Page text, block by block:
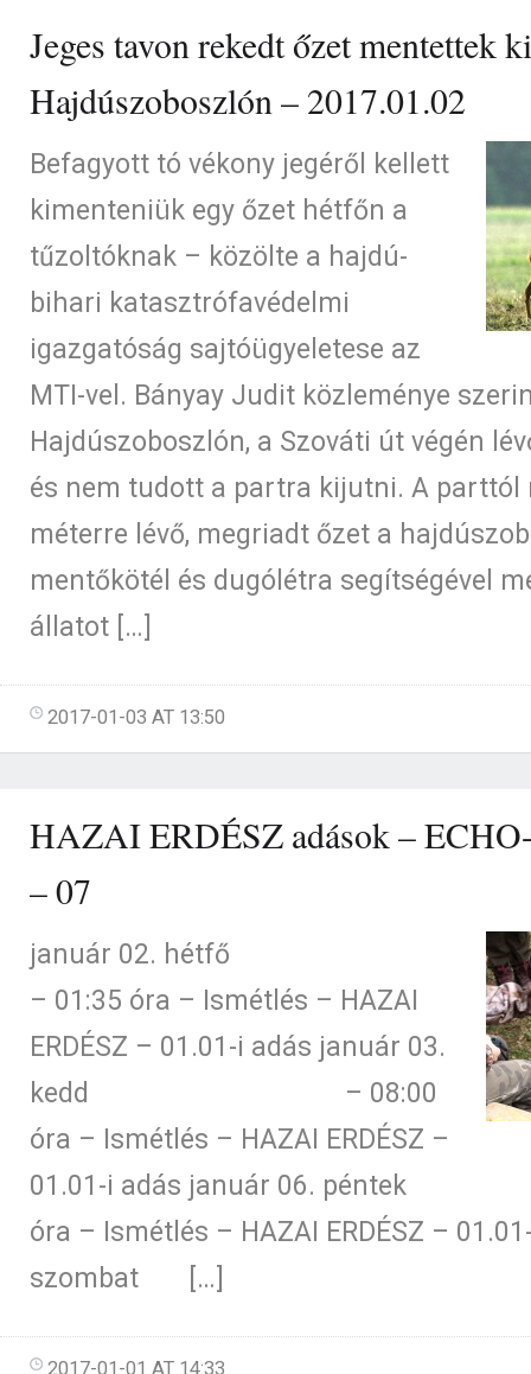
Jeges tavon rekedt őzet mentettek
Hajdúszoboszlón – 2017.01.02
Befagyott tó vékony jegéről kellett
kimenteniük egy őzet hétfőn a
tűzoltóknak – közölte a hajdú-
bihari katasztrófavédelmi
igazgatóság sajtóügyeletese az
MTI-vel. Bányay Judit közleménye
Hajdúszoboszlón, a Szováti út végén
és nem tudott a partra kijutni. A parttól
méterre lévő, megriadt őzet a
mentőkötél és dugólétra segítségével
állatot […]
2017-01-03 AT 13:50
HAZAI ERDÉSZ adások –
– 07
január 02. hétfő
– 01:35 óra – Ismétlés – HAZAI
ERDÉSZ – 01.01-i adás január 03.
kedd – 08:00
óra – Ismétlés – HAZAI ERDÉSZ –
01.01-i adás január 06.
óra – Ismétlés – HAZAI ERDÉSZ –
szombat […]
2017-01-01 AT 14:33